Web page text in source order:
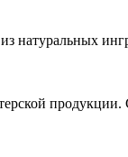
натуральных